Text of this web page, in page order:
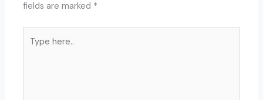
fields are marked *
here..